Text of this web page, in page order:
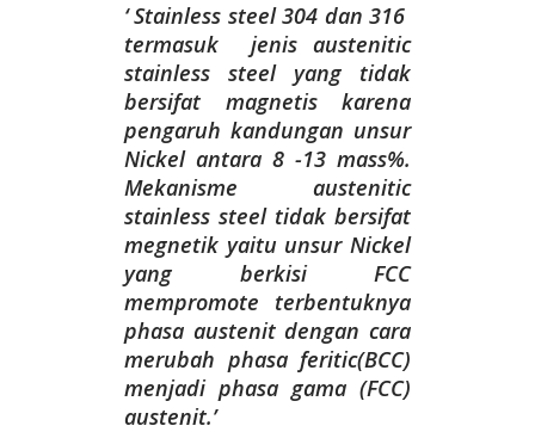
Stainless steel 304 dan 316
termasuk jenis austenitic
stainless steel yang tidak
bersifat magnetis karena
pengaruh kandungan unsur
Nickel antara 8 -13 mass%.
Mekanisme austenitic
stainless steel tidak bersifat
megnetik yaitu unsur Nickel
yang berkisi FCC
mempromote terbentuknya
phasa austenit dengan cara
merubah phasa feritic(BCC)
menjadi phasa gama (FCC)
austenit.